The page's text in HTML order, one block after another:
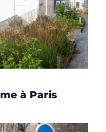
à Paris